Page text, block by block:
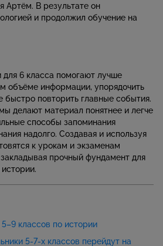
Артём. В результате он
и продолжил обучение на
для 6 класса помогают лучше
объёме информации, упорядочить
повторить главные события.
делают материал понятнее и легче
способы запоминания
надолго. Создавая и используя
к урокам и экзаменам
прочный фундамент для
5–9 классов по истории
5-7-х классов перейдут на